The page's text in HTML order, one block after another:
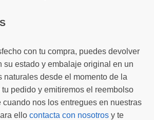
con tu compra, puedes devolver
su estado y embalaje original en un
naturales desde el momento de la
pedido y emitiremos el reembolso
cuando nos los entregues en nuestras
ello contacta con nosotros y te